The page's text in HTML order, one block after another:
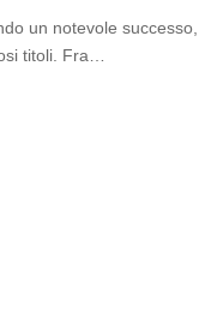
un notevole
titoli. Fra…